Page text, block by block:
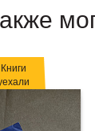
Книги